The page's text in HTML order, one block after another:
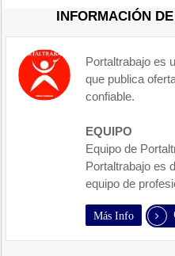
INFORMACIÓN
Portaltrabajo es
que publica
confiable.
EQUIPO
Equipo de
Portaltrabajo es
equipo de
Más Info